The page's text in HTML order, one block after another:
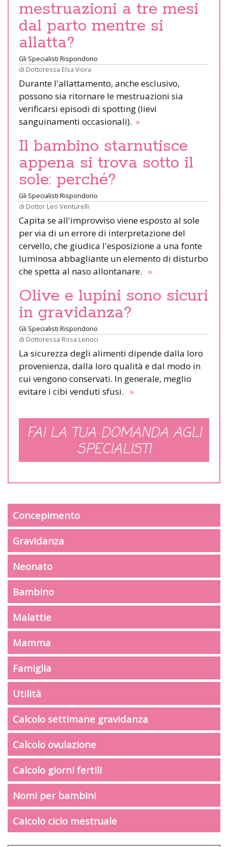
mestruazioni a tre mesi
dal parto mentre si
allatta?
Gli Specialisti Rispondono
di Dottoressa Elsa Viora
Durante l'allattamento, anche esclusivo,
possono sia ritornare le mestruazioni sia
verificarsi episodi di spotting (lievi
sanguinamenti occasionali). »
Il bambino starnutisce
appena si trova sotto il
sole: perché?
Gli Specialisti Rispondono
di Dottor Leo Venturelli
Capita se all'improvviso viene esposto al sole
per via di un errore di interpretazione del
cervello, che giudica l'esposizione a una fonte
luminosa abbagliante un elemento di disturbo
che spetta al naso allontanare. »
Olive e lupini sono sicuri
in gravidanza?
Gli Specialisti Rispondono
di Dottoressa Rosa Lenoci
La sicurezza degli alimenti dipende dalla loro
provenienza, dalla loro qualità e dal modo in
cui vengono conservati. In generale, meglio
evitare i cibi venduti sfusi. »
FAI LA TUA DOMANDA AGLI
SPECIALISTI
Concepimento
Gravidanza
Neonato
Bambino
Malattie
Mamma
Famiglia
Utilità
Calcolo settimane gravidanza
Calcolo ovulazione
Calcolo giorni fertili
Nomi per bambini
Calcolo ciclo mestruale